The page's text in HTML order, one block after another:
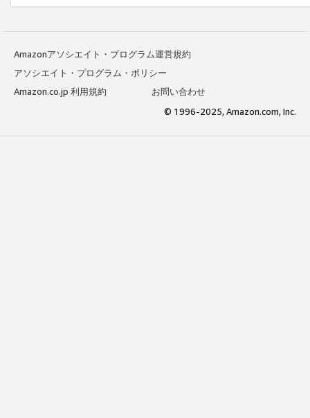
Amazonアソシエイト・プログラム運営規約
アソシエイト・プログラム・ポリシー
Amazon.co.jp 利用規約
お問い合わせ
© 1996-2025, Amazon.com, Inc.